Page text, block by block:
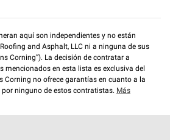
aquí son independientes y no están
and Asphalt, LLC ni a ninguna de sus
Corning”). La decisión de contratar a
mencionados en esta lista es exclusiva del
Corning no ofrece garantías en cuanto a la
ninguno de estos contratistas. Más